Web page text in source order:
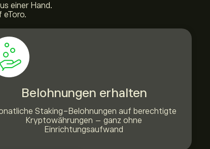
einer Hand.
eToro.
Belohnungen erhalten
Staking-Belohnungen auf berechtigte
Kryptowährungen – ganz ohne
Einrichtungsaufwand